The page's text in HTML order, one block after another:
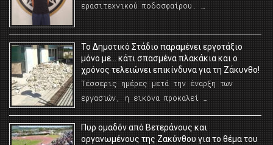
ερασιτεχνικού ποδοσφαίρου. …
Το Δημοτικό Στάδιο παραμένει εργοτάξιο
μόνο με… κάτι σπασμένα πλακάκια και ο
χρόνος τελειώνει επικίνδυνα για τη Ζάκυνθο!
Τέσσερις ημέρες μετά την έναρξη των
εργασιών, η εικόνα προκαλεί …
Πυρ ομαδόν από Βετεράνους και
οργανωμένους της Ζακύνθου για το θέμα του